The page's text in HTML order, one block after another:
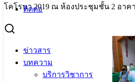
ติดต่อ
ข่าวสาร
บทความ
บริการวิชาการ
โคโรนา 2019 ณ ห้องประชุมชั้น 2 อาค